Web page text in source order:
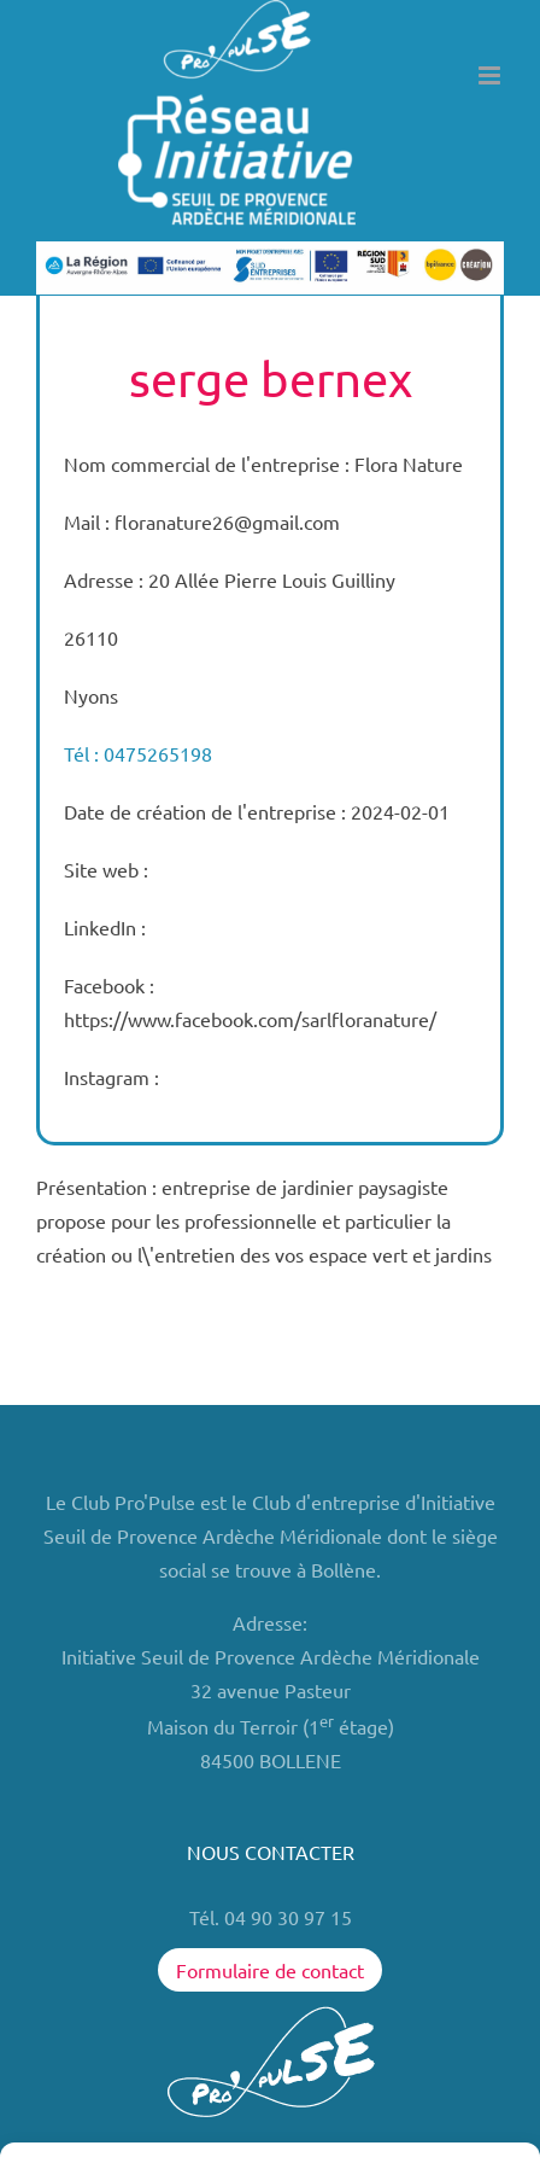
serge bernex
Nom commercial de l'entreprise : Flora Nature
Mail : floranature26@gmail.com
Adresse : 20 Allée Pierre Louis Guilliny
26110
Nyons
Tél : 0475265198
Date de création de l'entreprise : 2024-02-01
Site web :
LinkedIn :
Facebook :
https://www.facebook.com/sarlfloranature/
Instagram :
Présentation : entreprise de jardinier paysagiste
propose pour les professionnelle et particulier la
création ou l\'entretien des vos espace vert et jardins
Le Club Pro'Pulse est le Club d'entreprise d'Initiative
Seuil de Provence Ardèche Méridionale dont le siège
social se trouve à Bollène.
Adresse:
Initiative Seuil de Provence Ardèche Méridionale
32 avenue Pasteur
Maison du Terroir (1erétage)
84500 BOLLENE
NOUS CONTACTER
Tél. 04 90 30 97 15
Formulaire de contact